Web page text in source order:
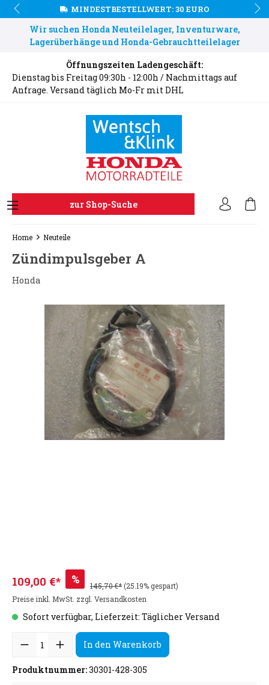
MINDESTBESTELLWERT: 30 EURO
Wir suchen Honda Neuteilelager, Inventurware,
Lagerüberhänge und Honda-Gebrauchtteilelager
Öffnungszeiten Ladengeschäft:
Dienstag bis Freitag 09:30h - 12:00h / Nachmittags auf
Anfrage. Versand täglich Mo-Fr mit DHL
zur Shop-Suche
Home Neuteile
Zündimpulsgeber A
Honda
109,00 €* % 145,70 €*(25.19% gespart)
Preise inkl. MwSt. zzgl. Versandkosten
Sofort verfügbar, Lieferzeit: Täglicher Versand
In den Warenkorb
Produktnummer:30301-428-305